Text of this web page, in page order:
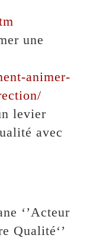
une
animer-
levier
avec
‘’Acteur
Qualité‘’